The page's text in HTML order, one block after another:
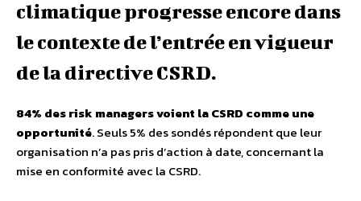
climatique progresse encore dans
le contexte de l’entrée en vigueur
de la directive CSRD.
84% des risk managers voient la CSRD comme une
opportunité. Seuls 5% des sondés répondent que leur
organisation n’a pas pris d’action à date, concernant la
mise en conformité avec la CSRD.